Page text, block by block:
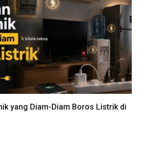
yang Diam-Diam Boros Listrik di